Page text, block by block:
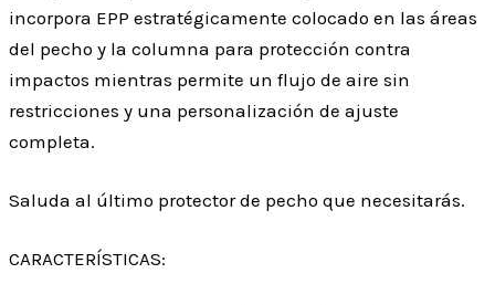
incorpora EPP estratégicamente colocado en las áreas
del pecho y la columna para protección contra
impactos mientras permite un flujo de aire sin
restricciones y una personalización de ajuste
completa.
Saluda al último protector de pecho que necesitarás.
CARACTERÍSTICAS: